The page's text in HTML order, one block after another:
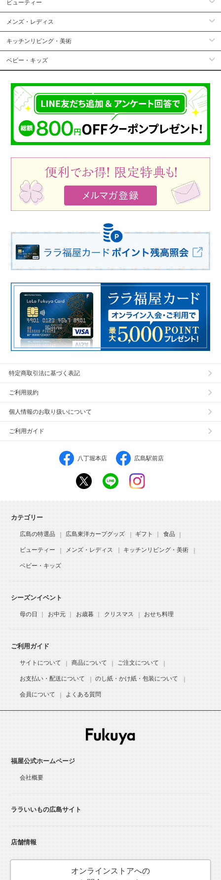
ビューティー
メンズ・レディス
キッチンリビング・美術
ベビー・キッズ
特定商取引法に基づく表記
ご利用規約
個人情報のお取り扱いについて
ご利用ガイド
八丁堀本店 広島駅前店
カテゴリー
広島の特選品 広島東洋カープグッズ ギフト 食品
ビューティー メンズ・レディス キッチンリビング・美術
ベビー・キッズ
シーズンイベント
母の日 お中元 お歳暮 クリスマス おせち料理
ご利用ガイド
サイトについて 商品について ご注文について
お支払い・配送について のし紙・かけ紙・包装について
会員について よくある質問
福屋公式ホームページ
会社概要
ララいいもの広島サイト
店舗情報
オンラインストアへの